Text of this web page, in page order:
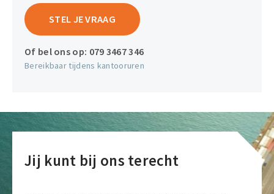
STEL JE VRAAG
Of bel ons op: 079 3467 346
Bereikbaar tijdens kantooruren
Jij kunt bij ons terecht